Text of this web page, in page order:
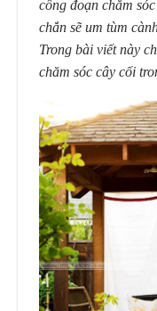
công đoạn chăm
chắn sẽ um tùm
Trong bài viết này
chăm sóc cây cối